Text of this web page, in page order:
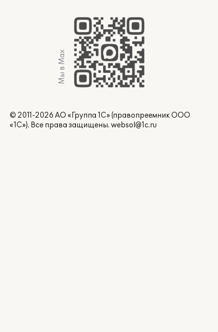
Мы в Max
© 2011-2026 АО «Группа 1С» (правопреемник ООО
«1С»). Все права защищены. websol@1c.ru